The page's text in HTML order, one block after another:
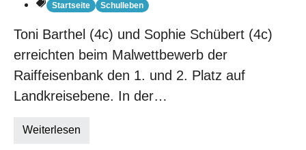
Startseite Schulleben
Toni Barthel (4c) und Sophie Schübert (4c)
erreichten beim Malwettbewerb der
Raiffeisenbank den 1. und 2. Platz auf
Landkreisebene. In der…
Weiterlesen